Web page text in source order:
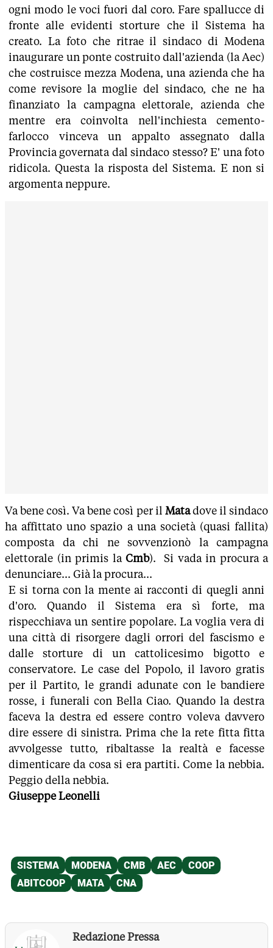
ogni modo le voci fuori dal coro. Fare spallucce di
fronte alle evidenti storture che il Sistema ha
creato. La foto che ritrae il sindaco di Modena
inaugurare un ponte costruito dall'azienda (la Aec)
che costruisce mezza Modena, una azienda che ha
come revisore la moglie del sindaco, che ne ha
finanziato la campagna elettorale, azienda che
mentre era coinvolta nell'inchiesta cemento-
farlocco vinceva un appalto assegnato dalla
Provincia governata dal sindaco stesso? E' una foto
ridicola. Questa la risposta del Sistema. E non si
argomenta neppure.
Va bene così. Va bene così per il Matadove il sindaco
ha affittato uno spazio a una società (quasi fallita)
composta da chi ne sovvenzionò la campagna
elettorale (in primis la Cmb). Si vada in procura a
denunciare... Già la procura...
E si torna con la mente ai racconti di quegli anni
d'oro. Quando il Sistema era sì forte, ma
rispecchiava un sentire popolare. La voglia vera di
una città di risorgere dagli orrori del fascismo e
dalle storture di un cattolicesimo bigotto e
conservatore. Le case del Popolo, il lavoro gratis
per il Partito, le grandi adunate con le bandiere
rosse, i funerali con Bella Ciao. Quando la destra
faceva la destra ed essere contro voleva davvero
dire essere di sinistra. Prima che la rete fitta fitta
avvolgesse tutto, ribaltasse la realtà e facesse
dimenticare da cosa si era partiti. Come la nebbia.
Peggio della nebbia.
Giuseppe Leonelli
Redazione Pressa